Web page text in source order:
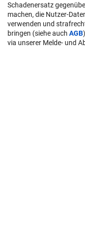
Schadenersatz
machen, die Nutzer-
verwenden und
bringen (siehe auch AGB
via unserer Melde- und